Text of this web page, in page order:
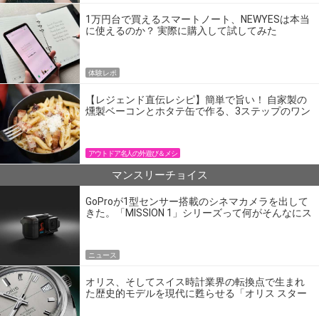
1万円台で買えるスマートノート、NEWYESは本当
に使えるのか？ 実際に購入して試してみた
体験レポ
【レジェンド直伝レシピ】簡単で旨い！ 自家製の
燻製ベーコンとホタテ缶で作る、3ステップのワン
アウトドア名人の外遊び＆メシ
マンスリーチョイス
GoProが1型センサー搭載のシネマカメラを出して
きた。「MISSION 1」シリーズって何がそんなにス
ニュース
オリス、そしてスイス時計業界の転換点で生まれ
た歴史的モデルを現代に甦らせる「オリス スター